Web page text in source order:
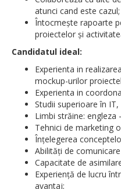
atunci cand este cazul;
Întocmește rapoarte
proiectelor și
Candidatul ideal:
Experienta in
mockup-urilor
Experienta in
Studii superioare în
Limbi străine: engleza
Tehnici de marketing
Înțelegerea
Abilități de
Capacitate de
Experiență de lucru
avantaj;